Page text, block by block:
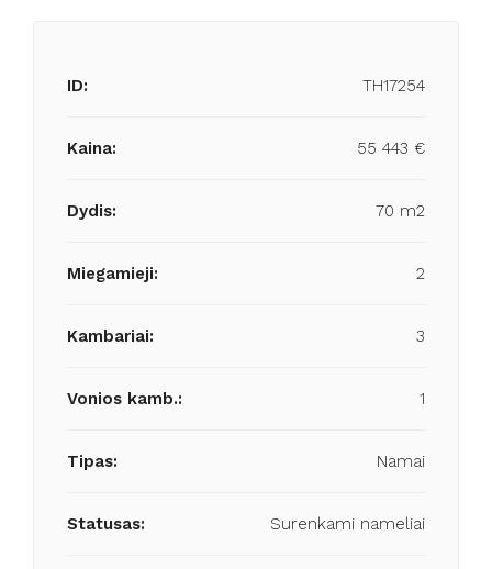
ID: TH17254
Kaina: 55 443 €
Dydis: 70 m2
Miegamieji: 2
Kambariai: 3
Vonios kamb.: 1
Tipas: Namai
Statusas: Surenkami nameliai